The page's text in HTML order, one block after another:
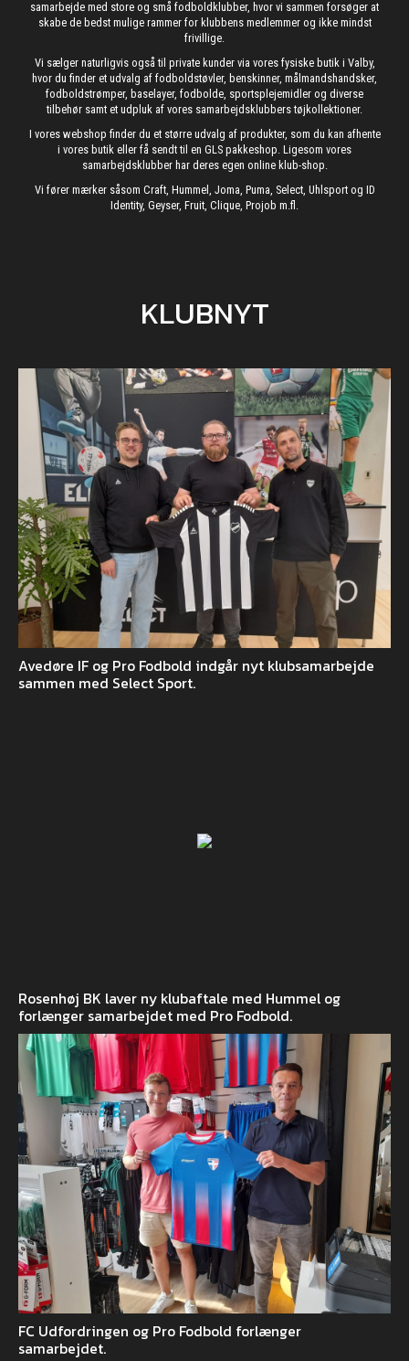
samarbejde med store og små fodboldklubber, hvor vi sammen forsøger at
skabe de bedst mulige rammer for klubbens medlemmer og ikke mindst
frivillige.
Vi sælger naturligvis også til private kunder via vores fysiske butik i Valby,
hvor du finder et udvalg af fodboldstøvler, benskinner, målmandshandsker,
fodboldstrømper, baselayer, fodbolde, sportsplejemidler og diverse
tilbehør samt et udpluk af vores samarbejdsklubbers tøjkollektioner.
I vores webshop finder du et større udvalg af produkter, som du kan afhente
i vores butik eller få sendt til en GLS pakkeshop. Ligesom vores
samarbejdsklubber har deres egen online klub-shop.
Vi fører mærker såsom Craft, Hummel, Joma, Puma, Select, Uhlsport og ID
Identity, Geyser, Fruit, Clique, Projob m.fl.
KLUBNYT
Avedøre IF og Pro Fodbold indgår nyt klubsamarbejde
sammen med Select Sport.
Rosenhøj BK laver ny klubaftale med Hummel og
forlænger samarbejdet med Pro Fodbold.
FC Udfordringen og Pro Fodbold forlænger
samarbejdet.